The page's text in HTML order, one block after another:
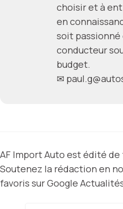
choisir et à
en
soit passionné
conducteur
budget.
✉
AF Import Auto est édité
Soutenez la rédaction en
favoris sur Google